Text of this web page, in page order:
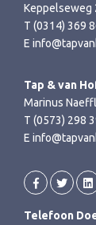
Keppelseweg
T (0314) 369
E
Tap & van
Marinus
T (0573) 298
E
Telefoon